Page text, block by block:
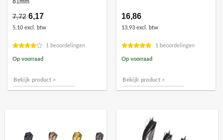
81mm
7,72 Oorspronkelijke
prijs
was:
6,17Huidige
is:
5,10 excl. btw
1 beoordelingen
Op voorraad
Bekijk product >
16,86
13,93 excl. btw
1 beoordelingen
Op voorraad
Bekijk product >